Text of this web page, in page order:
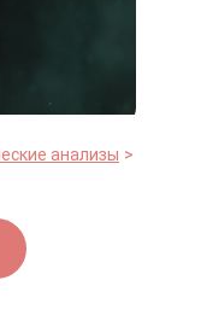
анализы